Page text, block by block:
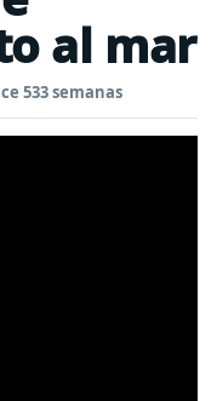
al mar
533 semanas